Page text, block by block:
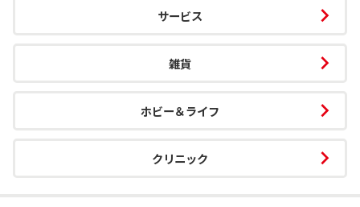
サービス
雑貨
ホビー＆ライフ
クリニック